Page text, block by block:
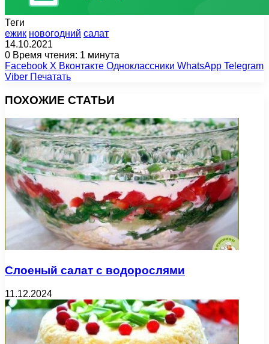
Теги
ежик новогодний салат
14.10.2021
0 Время чтения: 1 минута
Facebook X Вконтакте Одноклассники WhatsApp Telegram
Viber Печатать
ПОХОЖИЕ СТАТЬИ
Слоеный салат с водорослями
11.12.2024